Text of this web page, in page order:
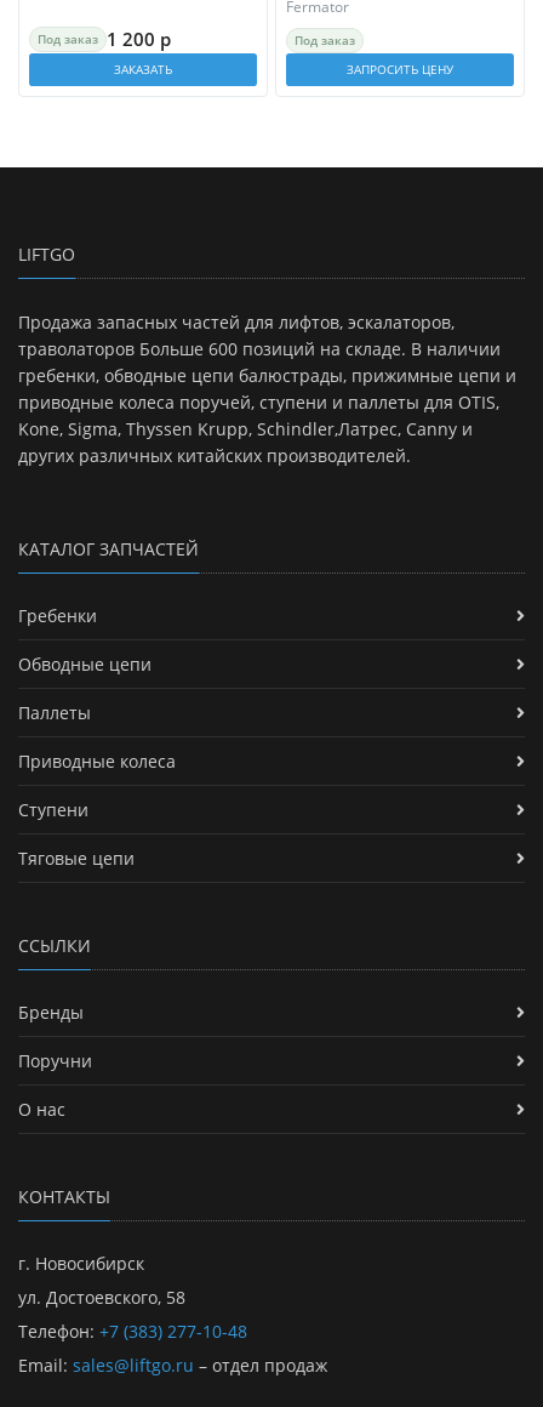
Под заказ 1 200 р
ЗАКАЗАТЬ
Fermator
Под заказ
ЗАПРОСИТЬ ЦЕНУ
LIFTGO
Продажа запасных частей для лифтов, эскалаторов,
траволаторов Больше 600 позиций на складе. В наличии
гребенки, обводные цепи балюстрады, прижимные цепи и
приводные колеса поручей, ступени и паллеты для OTIS,
Kone, Sigma, Thyssen Krupp, Schindler,Латрес, Canny и
других различных китайских производителей.
КАТАЛОГ ЗАПЧАСТЕЙ
Гребенки
Обводные цепи
Паллеты
Приводные колеса
Ступени
Тяговые цепи
ССЫЛКИ
Бренды
Поручни
О нас
КОНТАКТЫ
г. Новосибирск
ул. Достоевского, 58
Телефон: +7 (383) 277-10-48
Email: sales@liftgo.ru – отдел продаж